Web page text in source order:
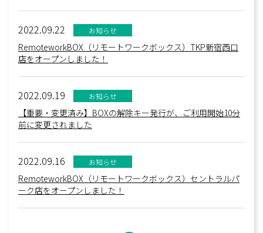
2022.09.22 お知らせ
RemoteworkBOX（リモートワークボックス）TKP新宿西口
店をオープンしました！
2022.09.19 お知らせ
【重要・変更済み】BOXの解除キー発行が、ご利用開始10分
前に変更されました
2022.09.16 お知らせ
RemoteworkBOX（リモートワークボックス）セントラルパ
ーク店をオープンしました！